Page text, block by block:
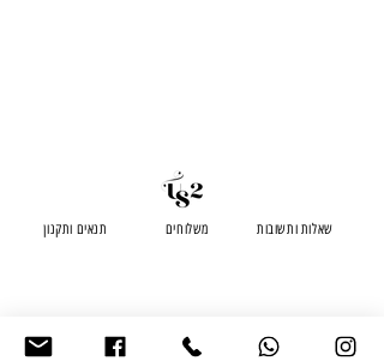
תנאים ותקנון שאלות ותשובות משלוחים